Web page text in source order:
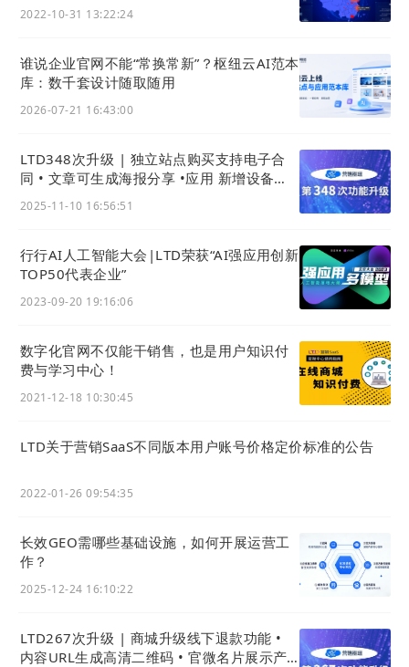
视频课程对应的试看时长
像、姓名、部门和职位，不能查看讲师的联系方式。
2022-10-31 13:22:24
谁说企业官网不能“常换常新”？枢纽云AI范本
库：数千套设计随取随用
2026-07-21 16:43:00
LTD348次升级 | 独立站点购买支持电子合
同 • 文章可生成海报分享 •应用 新增设备租
2025-11-10 16:56:51
行行AI人工智能大会|LTD荣获“AI强应用创新
TOP50代表企业”
2023-09-20 19:16:06
数字化官网不仅能干销售，也是用户知识付
费与学习中心！
2021-12-18 10:30:45
LTD关于营销SaaS不同版本用户账号价格定价标准的公告
2022-01-26 09:54:35
长效GEO需哪些基础设施，如何开展运营工
作？
2025-12-24 16:10:22
LTD267次升级 | 商城升级线下退款功能 •
内容URL生成高清二维码 • 官微名片展示产